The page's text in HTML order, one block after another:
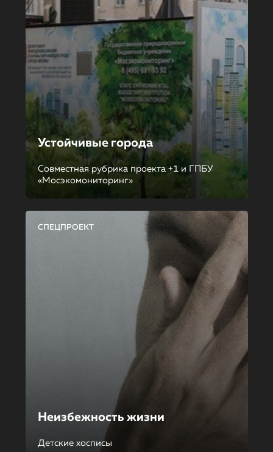
Устойчивые города
Совместная рубрика проекта +1 и ГПБУ
«Мосэкомониторинг»
СПЕЦПРОЕКТ
Неизбежность жизни
Детские хосписы